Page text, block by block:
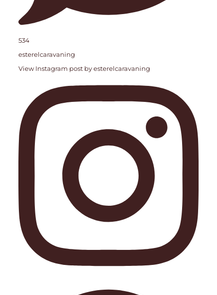
534
esterelcaravaning
View Instagram post by esterelcaravaning